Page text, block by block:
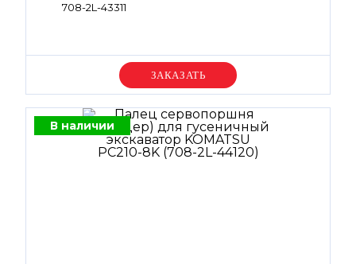
708-2L-43311
Уточняйте цену
В наличии